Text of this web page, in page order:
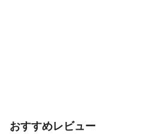
おすすめレビュー